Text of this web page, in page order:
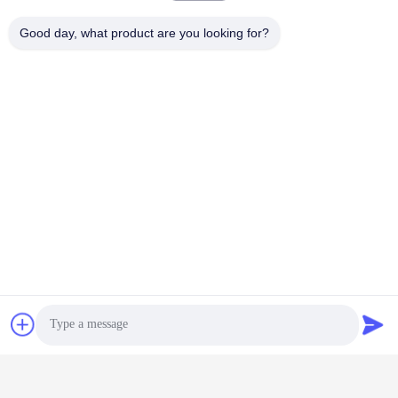
Endereço
Good day, what product are you looking for?